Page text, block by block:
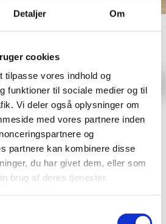
Detaljer Om
cookies
tilpasse vores indhold og
funktioner til sociale medier og til
Vi deler også oplysninger om
med vores partnere inden
og
partnere kan kombinere disse
du har givet dem, eller som
brug af deres tjenester.